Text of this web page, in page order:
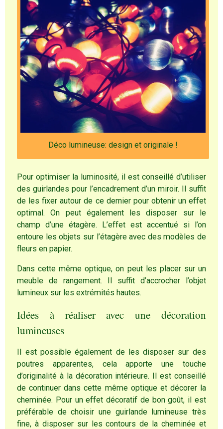
Déco lumineuse: design et originale !
Pour optimiser la luminosité, il est conseillé d’utiliser
des guirlandes pour l’encadrement d’un miroir. Il suffit
de les fixer autour de ce dernier pour obtenir un effet
optimal. On peut également les disposer sur le
champ d’une étagère. L’effet est accentué si l’on
entoure les objets sur l’étagère avec des modèles de
fleurs en papier.
Dans cette même optique, on peut les placer sur un
meuble de rangement. Il suffit d’accrocher l’objet
lumineux sur les extrémités hautes.
Idées à réaliser avec une décoration
lumineuses
Il est possible également de les disposer sur des
poutres apparentes, cela apporte une touche
d’originalité à la décoration intérieure. Il est conseillé
de continuer dans cette même optique et décorer la
cheminée. Pour un effet décoratif de bon goût, il est
préférable de choisir une guirlande lumineuse très
fine, à disposer sur les contours de la cheminée et